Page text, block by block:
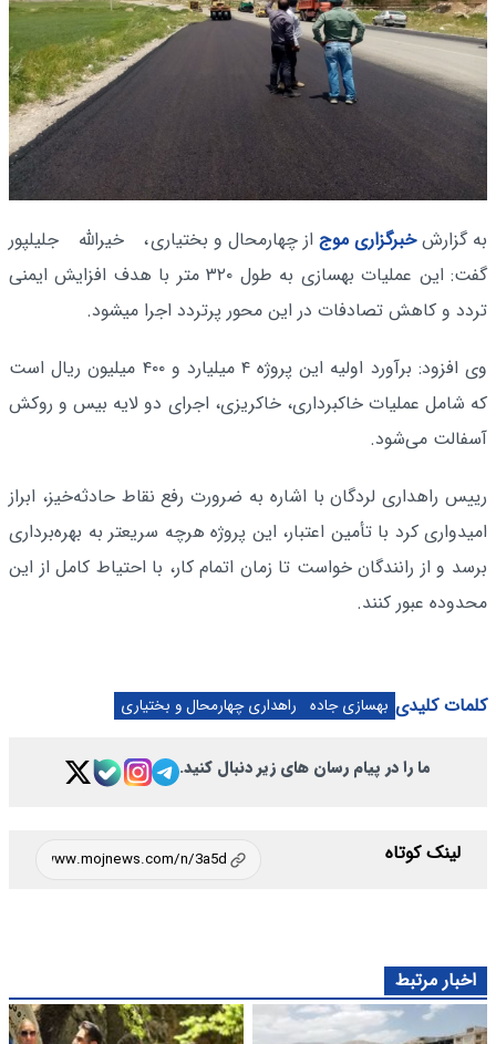
به گزارشخبرگزاری موج از چهارمحال و بختیاری، خیرالله جلیلپور
گفت: این عملیات بهسازی به طول ۳۲۰ متر با هدف افزایش ایمنی
تردد و کاهش تصادفات در این محور پرتردد اجرا میشود.
وی افزود: برآورد اولیه این پروژه ۴ میلیارد و ۴۰۰ میلیون ریال است
که شامل عملیات خاکبرداری، خاکریزی، اجرای دو لایه بیس و روکش
آسفالت می‌شود.
رییس راهداری لردگان با اشاره به ضرورت رفع نقاط حادثه‌خیز، ابراز
امیدواری کرد با تأمین اعتبار، این پروژه هرچه سریعتر به بهره‌برداری
برسد و از رانندگان خواست تا زمان اتمام کار، با احتیاط کامل از این
محدوده عبور کنند.
کلمات کلیدی بهسازی جاده راهداری چهارمحال و بختیاری
ما را در پیام رسان های زیر دنبال کنید.
لینک کوتاه
اخبار مرتبط